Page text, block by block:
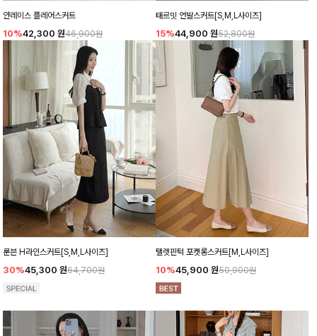
얀레이스 플레어스커트
10%42,300 원46,900원
태르밋 언발스커트[S,M,L사이즈]
15%44,900 원52,800원
룬븐 H라인스커트[S,M,L사이즈]
30%45,300 원64,700원
탤렛핀턱 포켓롱스커트[M,L사이즈]
10%45,900 원50,900원